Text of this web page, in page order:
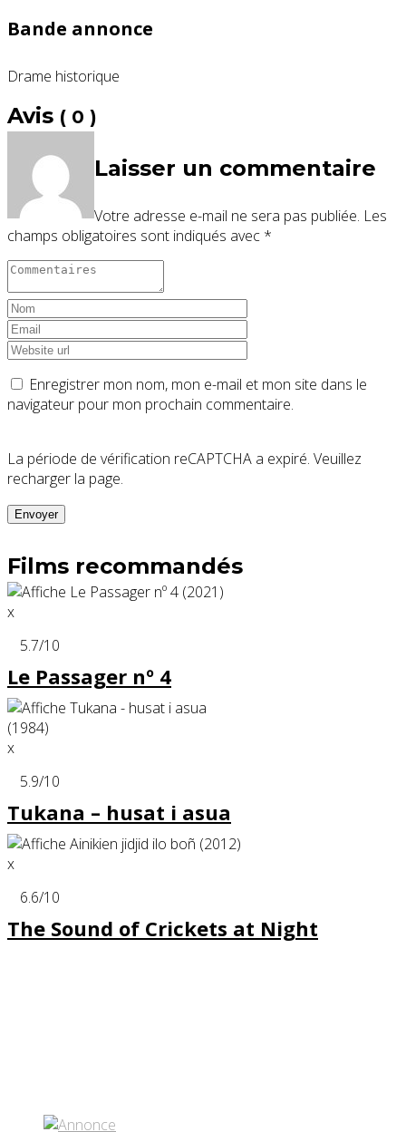
Bande annonce
Drame historique
Avis ( 0 )
Laisser un commentaire
Votre adresse e-mail ne sera pas publiée. Les
champs obligatoires sont indiqués avec *
Enregistrer mon nom, mon e-mail et mon site dans le
navigateur pour mon prochain commentaire.
La période de vérification reCAPTCHA a expiré. Veuillez
recharger la page.
Films recommandés
x
5.7/10
Le Passager nº 4
x
5.9/10
Tukana – husat i asua
x
6.6/10
The Sound of Crickets at Night